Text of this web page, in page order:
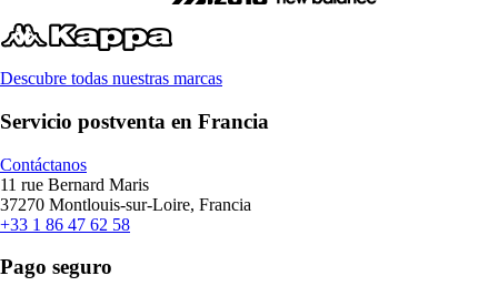
Descubre todas nuestras marcas
Servicio postventa en Francia
Contáctanos
11 rue Bernard Maris
37270 Montlouis-sur-Loire, Francia
+33 1 86 47 62 58
Pago seguro